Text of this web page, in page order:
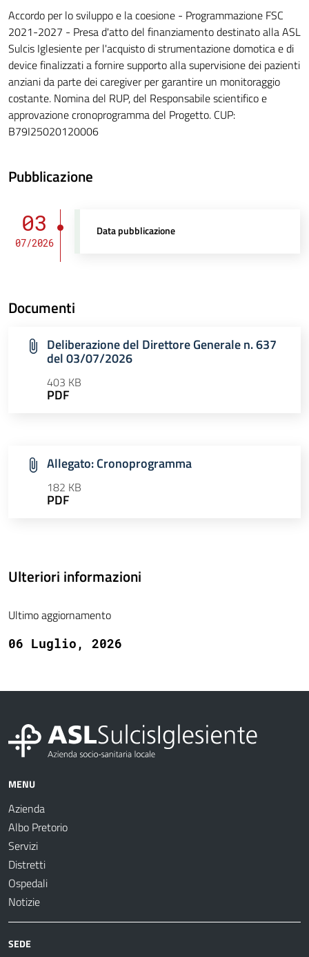
Accordo per lo sviluppo e la coesione - Programmazione FSC
2021-2027 - Presa d'atto del finanziamento destinato alla ASL
Sulcis Iglesiente per l'acquisto di strumentazione domotica e di
device finalizzati a fornire supporto alla supervisione dei pazienti
anziani da parte dei caregiver per garantire un monitoraggio
costante. Nomina del RUP, del Responsabile scientifico e
approvazione cronoprogramma del Progetto. CUP:
B79I25020120006
Pubblicazione
03
07/2026
Data pubblicazione
Documenti
Deliberazione del Direttore Generale n. 637
del 03/07/2026
403 KB
PDF
Allegato: Cronoprogramma
182 KB
PDF
Ulteriori informazioni
Ultimo aggiornamento
06 Luglio, 2026
MENU
Azienda
Albo Pretorio
Servizi
Distretti
Ospedali
Notizie
SEDE